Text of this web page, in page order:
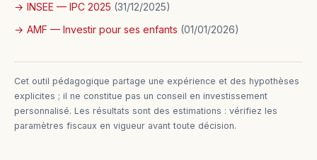
INSEE — IPC 2025 (31/12/2025)
AMF — Investir pour ses enfants (01/01/2026)
Cet outil pédagogique partage une expérience et des hypothèses
explicites ; il ne constitue pas un conseil en investissement
personnalisé. Les résultats sont des estimations : vérifiez les
paramètres fiscaux en vigueur avant toute décision.